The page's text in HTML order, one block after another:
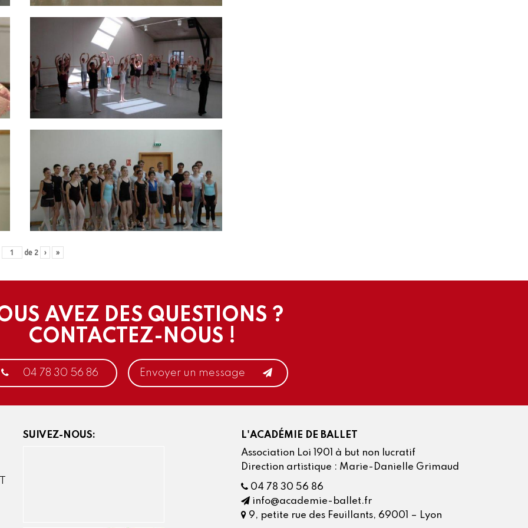
de 2 › »
AVEZ DES QUESTIONS ?
CONTACTEZ-NOUS !
04 78 30 56 86 Envoyer un message
SUIVEZ-NOUS:
L'ACADÉMIE DE BALLET
Association Loi 1901 à but non lucratif
Direction artistique : Marie-Danielle Grimaud
04 78 30 56 86
info@academie-ballet.fr
9, petite rue des Feuillants, 69001 – Lyon